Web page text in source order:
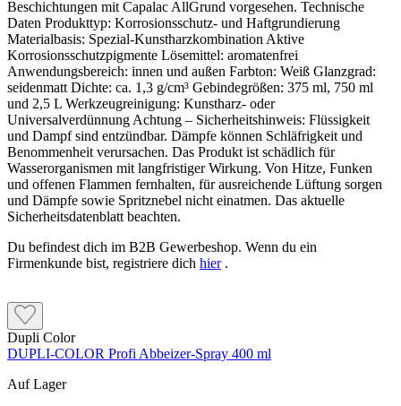
Du befindest dich im B2B Gewerbeshop. Wenn du ein
Firmenkunde bist, registriere dich hier.
Dupli Color
DUPLI-COLOR Profi Abbeizer-Spray 400 ml
Auf Lager